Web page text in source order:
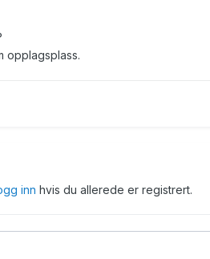
opplagsplass.
inn hvis du allerede er registrert.